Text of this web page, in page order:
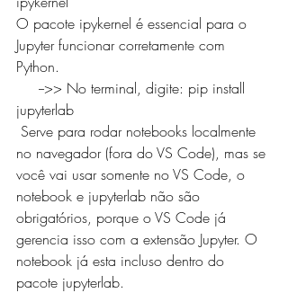
O pacote ipykernel é essencial para o
Jupyter funcionar corretamente com
Python.
jupyterlab
Serve para rodar notebooks localmente
no navegador (fora do VS Code), mas se
você vai usar somente no VS Code, o
notebook e jupyterlab não são
obrigatórios, porque o VS Code já
gerencia isso com a extensão Jupyter. O
notebook já esta incluso dentro do
pacote jupyterlab.